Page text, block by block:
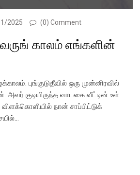
2025 (0) Comment
காலம் எங்களின்
புங்குடுதீவில் ஒரு முன்னிரவில்
அவர் குடியிருந்த வாடகை வீட்டின் உள்
நான் சாப்பிட்டுக்